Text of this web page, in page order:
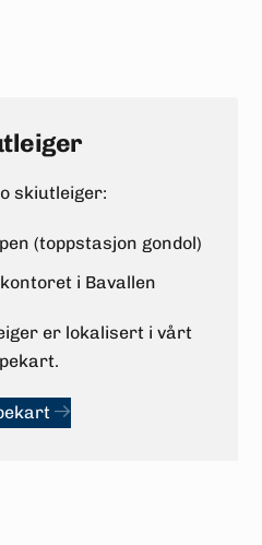
skiutleiger:
(toppstasjon gondol)
i Bavallen
er lokalisert i vårt